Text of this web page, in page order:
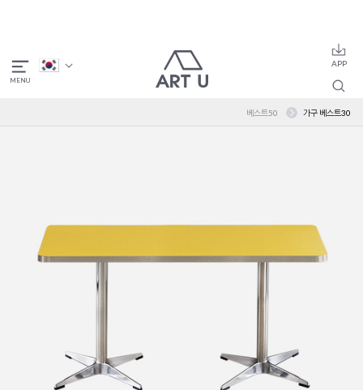
베스트50 가구 베스트30